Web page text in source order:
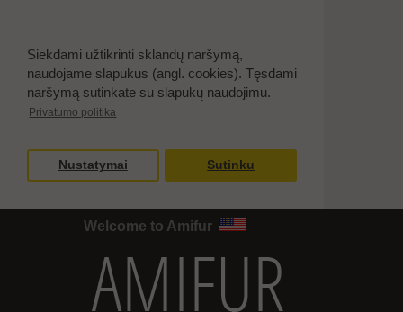
Siekdami užtikrinti sklandų naršymą,
naudojame slapukus (angl. cookies). Tęsdami
naršymą sutinkate su slapukų naudojimu.
Privatumo politika
Nustatymai Sutinku
Welcome to Amifur